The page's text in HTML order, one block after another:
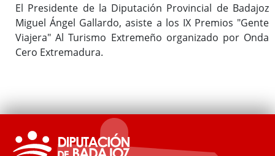
El Presidente de la Diputación Provincial de Badajoz
Miguel Ángel Gallardo, asiste a los IX Premios "Gente
Viajera" Al Turismo Extremeño organizado por Onda
Cero Extremadura.